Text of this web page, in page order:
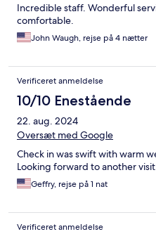
Incredible staff. Wonderful
comfortable.
John Waugh, rejse på 4 nætter
Verificeret anmeldelse
10/10 Enestående
22. aug. 2024
Oversæt med Google
Check in was swift with warm
Looking forward to another
Geffry, rejse på 1 nat
Verificeret anmeldelse